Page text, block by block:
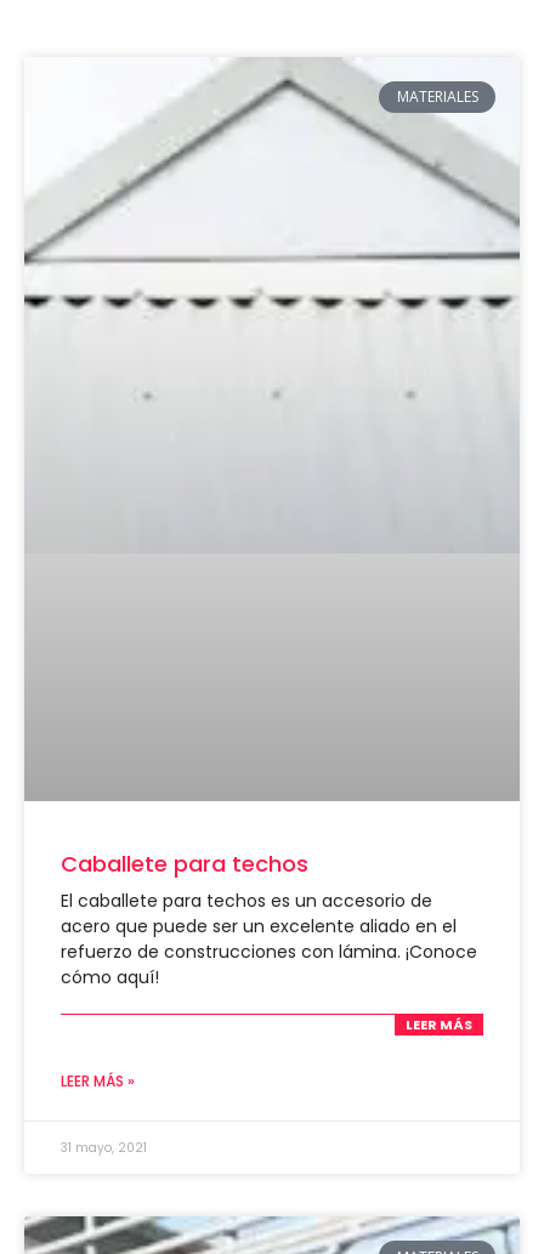
MATERIALES
Caballete para techos
El caballete para techos es un accesorio de
acero que puede ser un excelente aliado en el
refuerzo de construcciones con lámina. ¡Conoce
cómo aquí!
LEER MÁS
LEER MÁS »
31 mayo, 2021